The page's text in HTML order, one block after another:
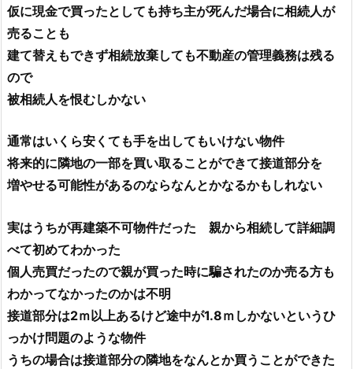
仮に現金で買ったとしても持ち主が死んだ場合に相続人が
売ることも
建て替えもできず相続放棄しても不動産の管理義務は残る
ので
被相続人を恨むしかない
通常はいくら安くても手を出してもいけない物件
将来的に隣地の一部を買い取ることができて接道部分を
増やせる可能性があるのならなんとかなるかもしれない
実はうちが再建築不可物件だった 親から相続して詳細調
べて初めてわかった
個人売買だったので親が買った時に騙されたのか売る方も
わかってなかったのかは不明
接道部分は2ｍ以上あるけど途中が1.8ｍしかないというひ
っかけ問題のような物件
うちの場合は接道部分の隣地をなんとか買うことができた